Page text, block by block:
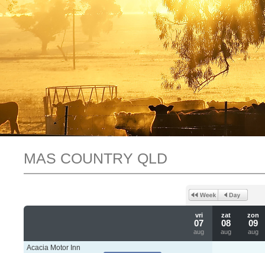
MAS COUNTRY QLD
vri
07
aug
zat
08
aug
zon
09
aug
Acacia Motor Inn